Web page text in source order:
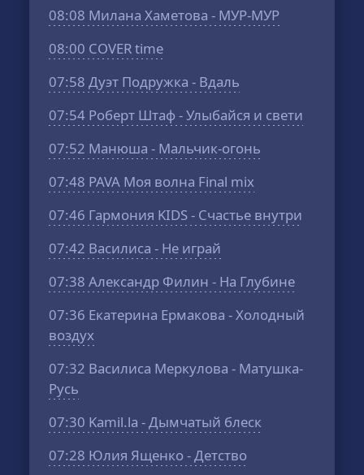
08:08 Милана Хаметова - МУР-МУР
08:00 COVER time
07:58 Дуэт Подружка - Вдаль
07:54 Роберт Штаф - Улыбайся и свети
07:52 Манюша - Мальчик-огонь
07:48 PAVA Моя волна Final mix
07:46 Гармония KIDS - Счастье внутри
07:42 Василиса - Не играй
07:38 Александр Филин - На Глубине
07:36 Екатерина Ермакова - Холодный
воздух
07:32 Василиса Меркулова - Матушка-
Русь
07:30 Kamil.la - Дымчатый блеск
07:28 Юлия Ященко - Детство